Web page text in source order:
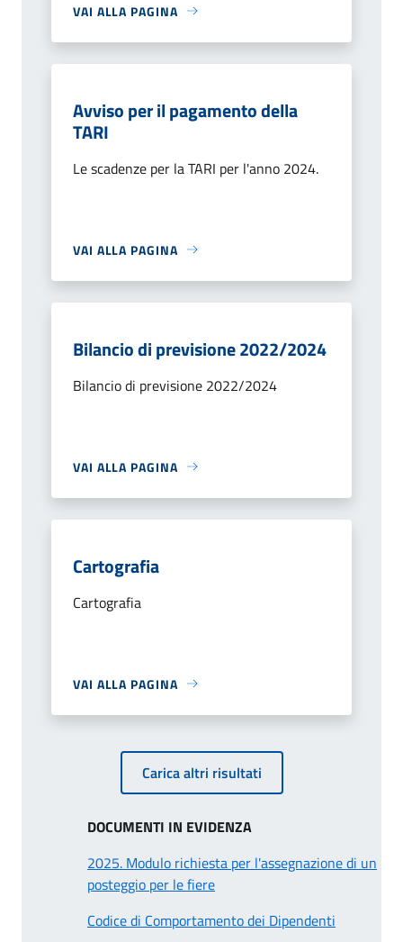
VAI ALLA PAGINA
Avviso per il pagamento della
TARI
Le scadenze per la TARI per l'anno 2024.
VAI ALLA PAGINA
Bilancio di previsione 2022/2024
Bilancio di previsione 2022/2024
VAI ALLA PAGINA
Cartografia
Cartografia
VAI ALLA PAGINA
Carica altri risultati
DOCUMENTI IN EVIDENZA
2025. Modulo richiesta per l'assegnazione di un
posteggio per le fiere
Codice di Comportamento dei Dipendenti